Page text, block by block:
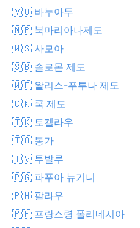
🇻🇺 바누아투
🇲🇵 북마리아나제도
🇼🇸 사모아
🇸🇧 솔로몬 제도
🇼🇫 왈리스-푸투나 제도
🇨🇰 쿡 제도
🇹🇰 토켈라우
🇹🇴 통가
🇹🇻 투발루
🇵🇬 파푸아 뉴기니
🇵🇼 팔라우
🇵🇫 프랑스령 폴리네시아